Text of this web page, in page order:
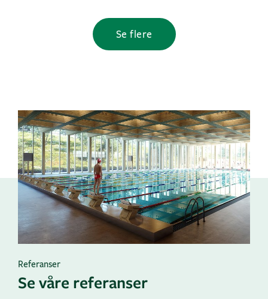
Se flere
Referanser
Se våre referanser